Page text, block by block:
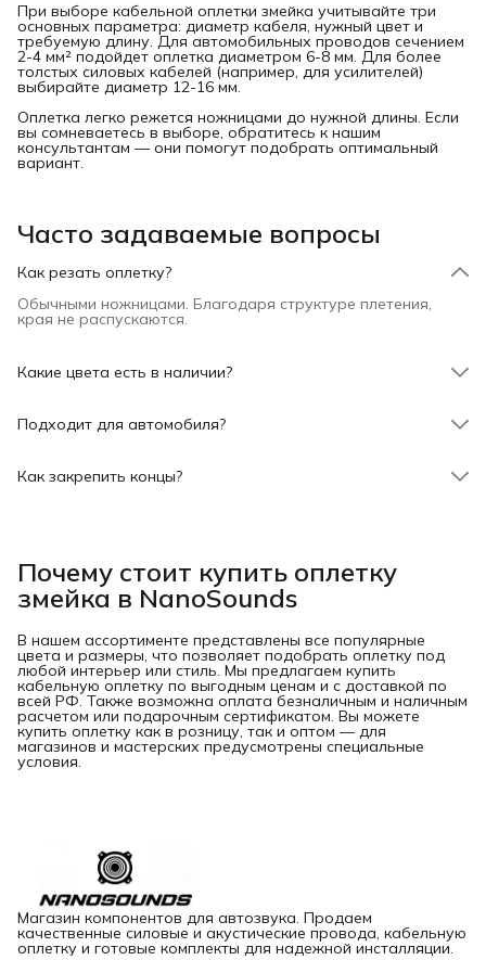
При выборе кабельной оплетки змейка учитывайте три
основных параметра: диаметр кабеля, нужный цвет и
требуемую длину. Для автомобильных проводов сечением
2-4 мм² подойдет оплетка диаметром 6-8 мм. Для более
толстых силовых кабелей (например, для усилителей)
выбирайте диаметр 12-16 мм.
Оплетка легко режется ножницами до нужной длины. Если
вы сомневаетесь в выборе, обратитесь к нашим
консультантам — они помогут подобрать оптимальный
вариант.
Часто задаваемые вопросы
Как резать оплетку?
Обычными ножницами. Благодаря структуре плетения,
края не распускаются.
Какие цвета есть в наличии?
фиолетовый и другие.
Подходит для автомобиля?
температур и маслу.
Как закрепить концы?
Почему стоит купить оплетку
змейка в NanoSounds
В нашем ассортименте представлены все популярные
цвета и размеры, что позволяет подобрать оплетку под
любой интерьер или стиль. Мы предлагаем купить
кабельную оплетку по выгодным ценам и с доставкой по
всей РФ. Также возможна оплата безналичным и наличным
расчетом или подарочным сертификатом. Вы можете
купить оплетку как в розницу, так и оптом — для
магазинов и мастерских предусмотрены специальные
условия.
Магазин компонентов для автозвука. Продаем
качественные силовые и акустические провода, кабельную
оплетку и готовые комплекты для надежной инсталляции.